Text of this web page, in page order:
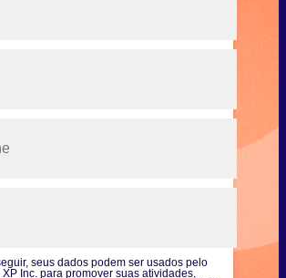
seus dados podem ser usados pelo
XP Inc. para promover suas atividades,